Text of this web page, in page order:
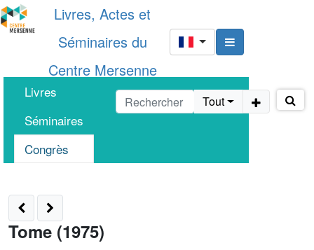
Livres, Actes et
Séminaires du
Centre Mersenne
Livres
Séminaires
Congrès
Tout
Tome (1975)